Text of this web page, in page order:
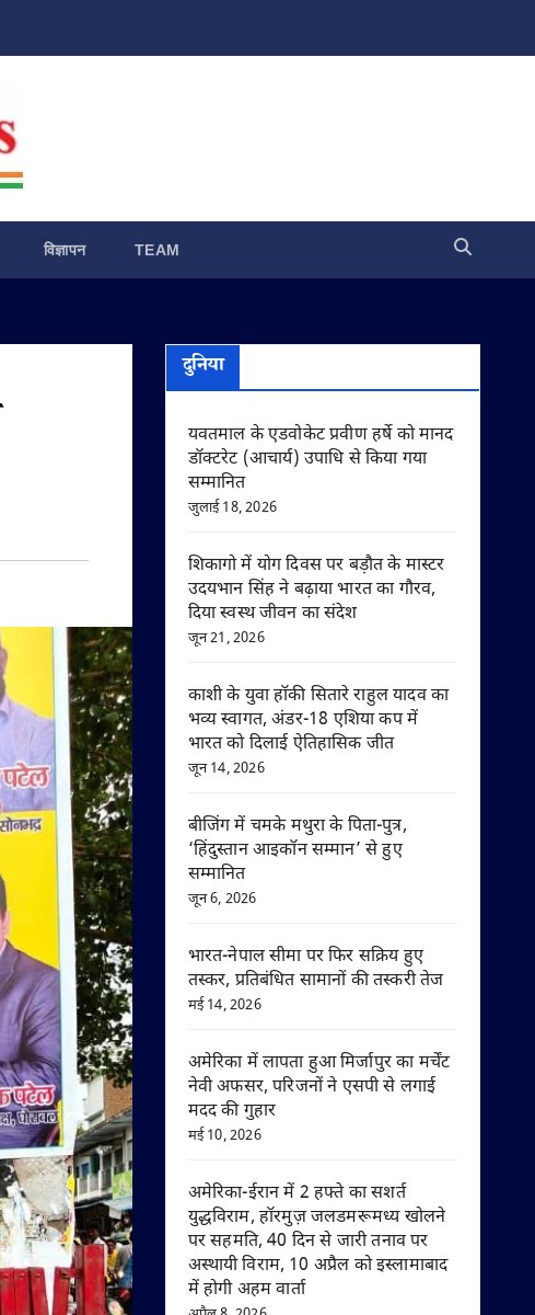
विज्ञापन TEAM
दुनिया
यवतमाल के एडवोकेट प्रवीण हर्षे को मानद
डॉक्टरेट (आचार्य) उपाधि से किया गया
सम्मानित
जुलाई 18, 2026
शिकागो में योग दिवस पर बड़ौत के मास्टर
उदयभान सिंह ने बढ़ाया भारत का गौरव,
दिया स्वस्थ जीवन का संदेश
जून 21, 2026
काशी के युवा हॉकी सितारे राहुल यादव का
भव्य स्वागत, अंडर-18 एशिया कप में
भारत को दिलाई ऐतिहासिक जीत
जून 14, 2026
बीजिंग में चमके मथुरा के पिता-पुत्र,
‘हिंदुस्तान आइकॉन सम्मान’ से हुए
सम्मानित
जून 6, 2026
भारत-नेपाल सीमा पर फिर सक्रिय हुए
तस्कर, प्रतिबंधित सामानों की तस्करी तेज
मई 14, 2026
अमेरिका में लापता हुआ मिर्जापुर का मर्चेंट
नेवी अफसर, परिजनों ने एसपी से लगाई
मदद की गुहार
मई 10, 2026
अमेरिका-ईरान में 2 हफ्ते का सशर्त
युद्धविराम, हॉरमुज़ जलडमरूमध्य खोलने
पर सहमति, 40 दिन से जारी तनाव पर
अस्थायी विराम, 10 अप्रैल को इस्लामाबाद
में होगी अहम वार्ता